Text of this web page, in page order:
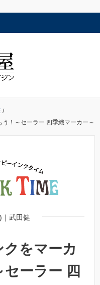
/
！～セーラー 四季織マーカー～
武田健
をマーカ
ーラー 四